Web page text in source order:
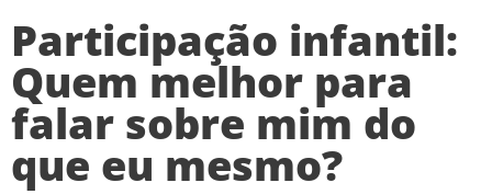
Participação infantil:
Quem melhor para
falar sobre mim do
que eu mesmo?